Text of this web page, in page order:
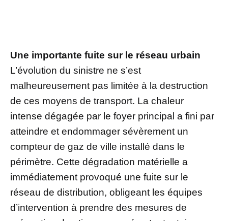
Une importante fuite sur le réseau urbain
L’évolution du sinistre ne s’est
malheureusement pas limitée à la destruction
de ces moyens de transport. La chaleur
intense dégagée par le foyer principal a fini par
atteindre et endommager sévèrement un
compteur de gaz de ville installé dans le
périmètre. Cette dégradation matérielle a
immédiatement provoqué une fuite sur le
réseau de distribution, obligeant les équipes
d’intervention à prendre des mesures de